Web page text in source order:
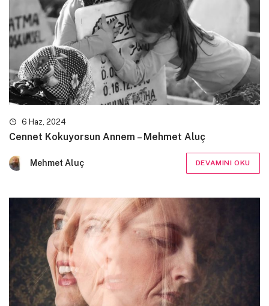
6 Haz, 2024
Cennet Kokuyorsun Annem – Mehmet Aluç
Mehmet Aluç DEVAMINI OKU